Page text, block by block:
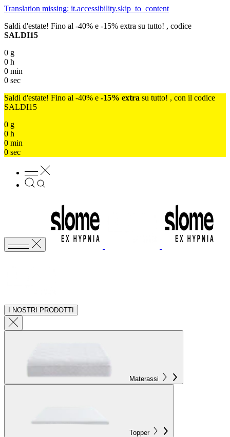
Translation missing: it.accessibility.skip_to_content
Saldi d'estate! Fino al -40% e -15% extra su tutto! , codice
SALDI15
0 g
0 h
0 min
0 sec
Saldi d'estate! Fino al -40% e -15% extra su tutto! , con il codice
SALDI15
0 g
0 h
0 min
0 sec
I NOSTRI PRODOTTI
Materassi
Topper